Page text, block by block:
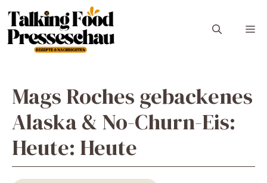
Inhalt
springen
Mags Roches gebackenes
Alaska & No-Churn-Eis:
Heute: Heute